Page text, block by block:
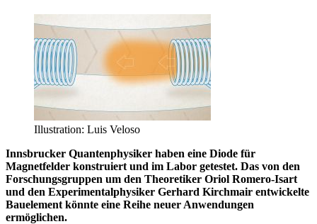
Illustration: Luis Veloso
Innsbrucker Quantenphysiker haben eine Diode für
Magnetfelder konstruiert und im Labor getestet. Das von den
Forschungsgruppen um den Theoretiker Oriol Romero-Isart
und den Experimentalphysiker Gerhard Kirchmair entwickelte
Bauelement könnte eine Reihe neuer Anwendungen
ermöglichen.